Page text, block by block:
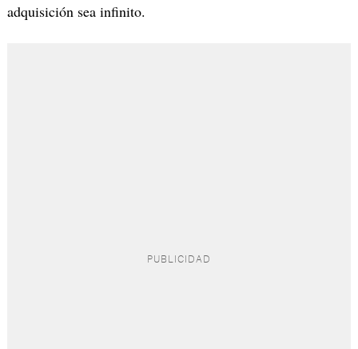
adquisición sea infinito.